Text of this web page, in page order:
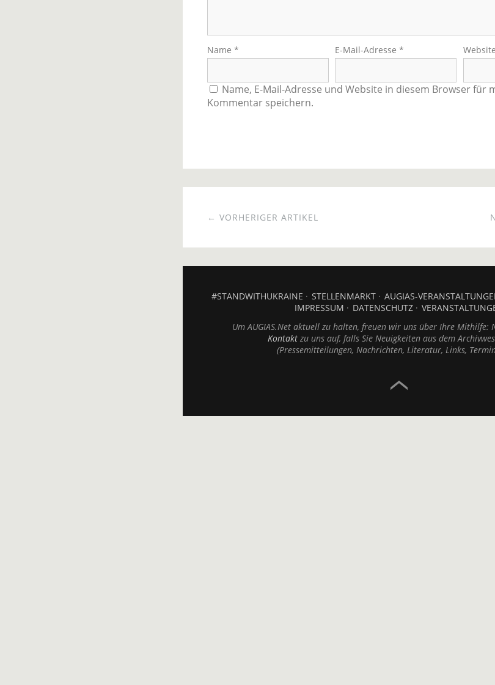
Name * E-Mail-Adresse* Website
Name, E-Mail-Adresse und Website in diesem Browser für
Kommentar speichern.
← VORHERIGER ARTIKEL
#STANDWITHUKRAINE STELLENMARKT AUGIAS-
IMPRESSUM
DATENSCHUTZ
Um AUGIAS.Net aktuell zu halten, freuen wir uns über Ihre Mithilfe:
Kontakt zu uns auf, falls Sie Neuigkeiten aus dem
(Pressemitteilungen, Nachrichten, Literatur, Links,